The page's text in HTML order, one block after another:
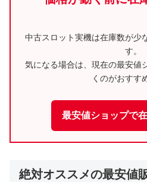
中古スロット実機は在庫数が少
す。
気になる場合は、現在の最安値
くのがおすす
最安値ショップで
絶対オススメの最安値